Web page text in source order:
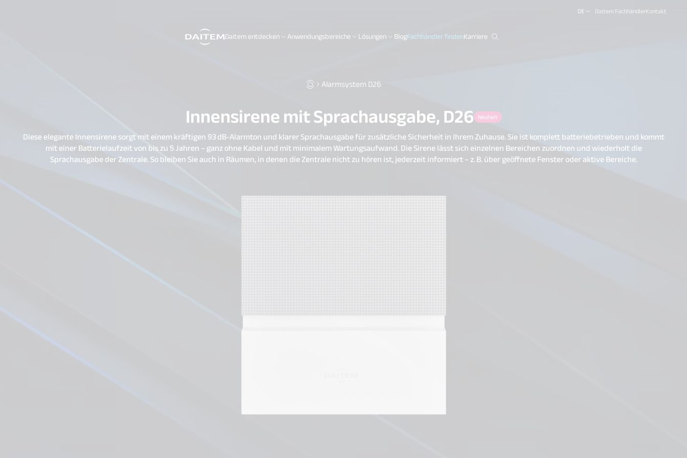
DE Daitem FachhändlerKontakt
Daitem entdecken Anwendungsbereiche Lösungen BlogFachhändler findenKarriere
Alarmsystem D26
Innensirene mit Sprachausgabe, D26 Neuheit
Diese elegante Innensirene sorgt mit einem kräftigen 93 dB-Alarmton und klarer Sprachausgabe für zusätzliche Sicherheit in Ihrem Zuhause. Sie ist komplett batteriebetrieben und kommt
mit einer Batterielaufzeit von bis zu 5 Jahren – ganz ohne Kabel und mit minimalem Wartungsaufwand. Die Sirene lässt sich einzelnen Bereichen zuordnen und wiederholt die
Sprachausgabe der Zentrale. So bleiben Sie auch in Räumen, in denen die Zentrale nicht zu hören ist, jederzeit informiert – z. B. über geöffnete Fenster oder aktive Bereiche.